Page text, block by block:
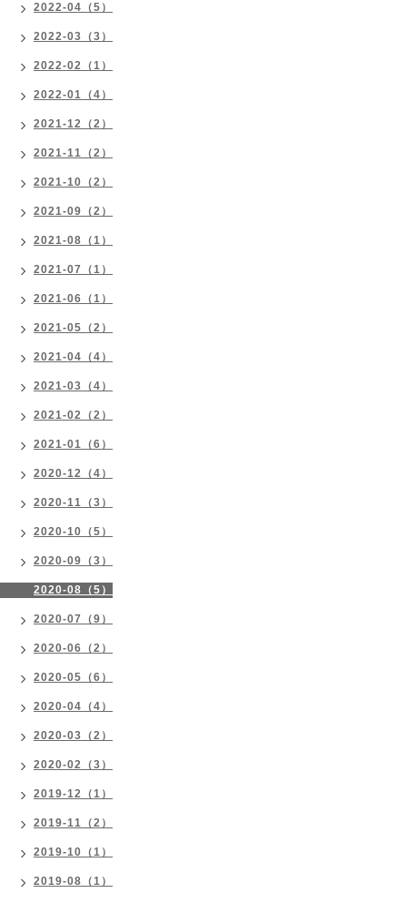
2022-04（5）
2022-03（3）
2022-02（1）
2022-01（4）
2021-12（2）
2021-11（2）
2021-10（2）
2021-09（2）
2021-08（1）
2021-07（1）
2021-06（1）
2021-05（2）
2021-04（4）
2021-03（4）
2021-02（2）
2021-01（6）
2020-12（4）
2020-11（3）
2020-10（5）
2020-09（3）
2020-08（5）
2020-07（9）
2020-06（2）
2020-05（6）
2020-04（4）
2020-03（2）
2020-02（3）
2019-12（1）
2019-11（2）
2019-10（1）
2019-08（1）